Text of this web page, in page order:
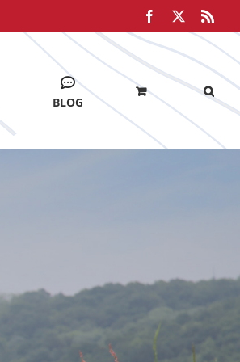
Facebook
BLOG